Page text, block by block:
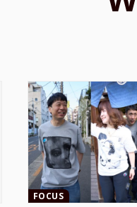
FOCUS